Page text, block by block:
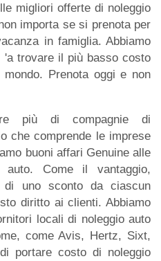
migliori offerte di noleggio
importa se si prenota per
in famiglia. Abbiamo
'a trovare il più basso costo
Prenota oggi e non
più di compagnie di
che comprende le imprese
buoni affari Genuine alle
Come il vantaggio,
di uno sconto da ciascun
diritto ai clienti. Abbiamo
locali di noleggio auto
come Avis, Hertz, Sixt,
portare costo di noleggio